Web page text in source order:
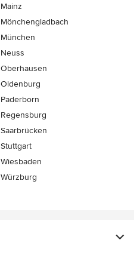
Mainz
Mönchen­gladbach
München
Neuss
Oberhausen
Oldenburg
Paderborn
Regensburg
Saarbrücken
Stuttgart
Wiesbaden
Würzburg